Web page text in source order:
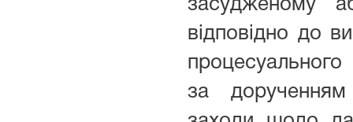
засудженому
відповідно до
за